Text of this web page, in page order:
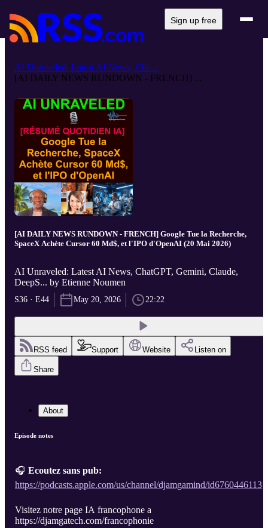
Sign up free
AI Unraveled: Latest AI News, Cha...
[AI DAILY NEWS RUNDOWN - FRENCH] ...
[AI DAILY NEWS RUNDOWN - FRENCH] Google Tue la Recherche,
SpaceX Achète Cursor 60 Md$, et l'IPO d'OpenAI (20 Mai 2026)
AI Unraveled: Latest AI News, ChatGPT, Gemini, Claude,
DeepS... by Etienne Noumen
S36 · E44 May 20, 2026 22:22
RSS feed Support Website Listen on
Share
About
Episode notes
🎧 Ecoutez sans pub:
https://podcasts.apple.com/us/channel/djamgamind/id6760446113
Visitez notre page IA francophone a
https://djamgatech.com/francophonie